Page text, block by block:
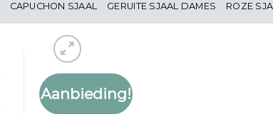
CAPUCHON SJAAL GERUITE SJAAL DAMES ROZE
Aanbieding!